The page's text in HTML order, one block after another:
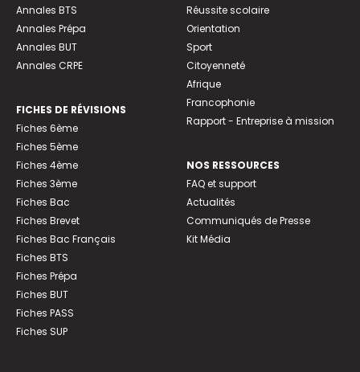
Annales BTS
Annales Prépa
Annales BUT
Annales CRPE
FICHES DE RÉVISIONS
Fiches 6ème
Fiches 5ème
Fiches 4ème
Fiches 3ème
Fiches Bac
Fiches Brevet
Fiches Bac Français
Fiches BTS
Fiches Prépa
Fiches BUT
Fiches PASS
Fiches SUP
Réussite scolaire
Orientation
Sport
Citoyenneté
Afrique
Francophonie
Rapport - Entreprise à mission
NOS RESSOURCES
FAQ et support
Actualités
Communiqués de Presse
Kit Média